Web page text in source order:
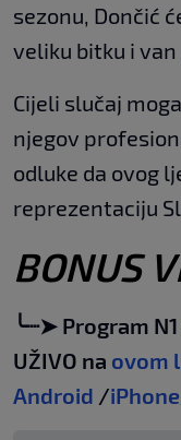
sezonu, Dončić
veliku bitku i
Cijeli slučaj
njegov
odluke da ovog
reprezentaciju
BONUS
╰┈➤ Program
UŽIVO na ovom
Android /